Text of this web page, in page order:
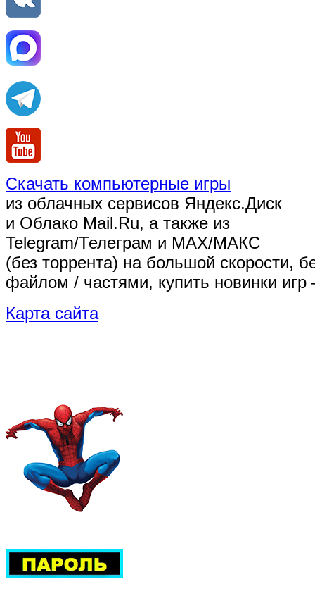
Скачать компьютерные игры
из облачных сервисов Яндекс.Диск
и Облако Mail.Ru, а также из
Telegram/Телеграм и MAX/МАКС
(без торрента) на большой скорости,
файлом / частями, купить новинки
Карта сайта